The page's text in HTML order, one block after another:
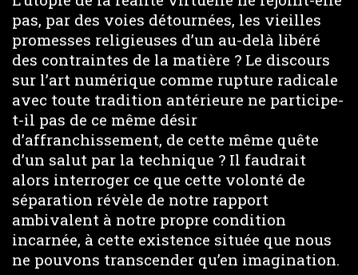
pas, par des voies détournées, les vieilles
promesses religieuses d’un au-delà libéré
des contraintes de la matière ? Le discours
sur l’art numérique comme rupture radicale
avec toute tradition antérieure ne participe-
t-il pas de ce même désir
d’affranchissement, de cette même quête
d’un salut par la technique ? Il faudrait
alors interroger ce que cette volonté de
séparation révèle de notre rapport
ambivalent à notre propre condition
incarnée, à cette existence située que nous
ne pouvons transcender qu’en imagination.